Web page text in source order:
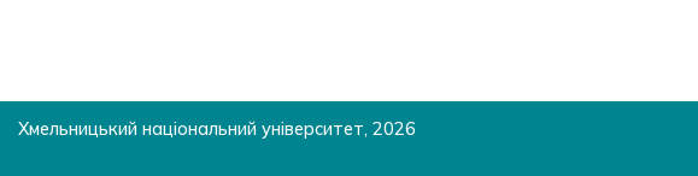
Хмельницький національний університет, 2026